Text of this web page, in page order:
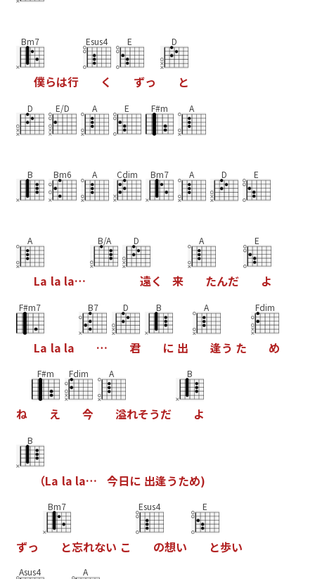
Bm7
僕らは行
Esus4
く
E
ずっ
D
と
D E/D A E F#m A
B Bm6 A Cdim Bm7 A D E
A
La la la…
B/A D
遠く 来
A
たんだ
E
よ
F#m7
La la la
B7
…
D
君
B
に 出
A
逢う た
Fdim
め
ね
F#m
え
Fdim
今
A
溢れそうだ
B
よ
B
（La la la… 今日に 出逢うため)
ずっ
Bm7
と忘れない こ
Esus4
の想い
E
と歩い
Asus4 A